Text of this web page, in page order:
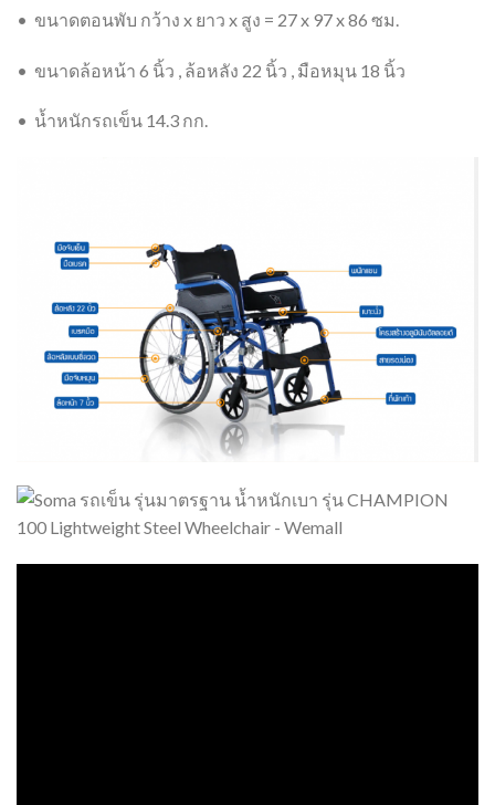
• ขนาดตอนพับ กว้าง x ยาว x สูง = 27 x 97 x 86 ซม.
• ขนาดล้อหน้า 6 นิ้ว , ล้อหลัง 22 นิ้ว , มือหมุน 18 นิ้ว
• น้ำหนักรถเข็น 14.3 กก.